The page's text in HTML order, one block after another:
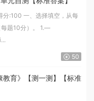
:100 一、选择填空，从每
每题10分）。 1.—
50
育》【测一测】【标准